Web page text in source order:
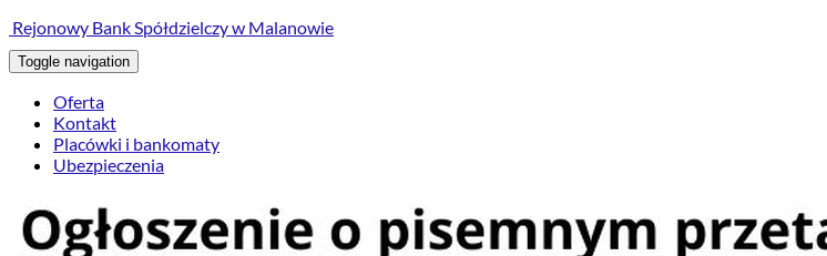
Rejonowy Bank Spółdzielczy w Malanowie
Toggle navigation
Oferta
Kontakt
Placówki i bankomaty
Ubezpieczenia